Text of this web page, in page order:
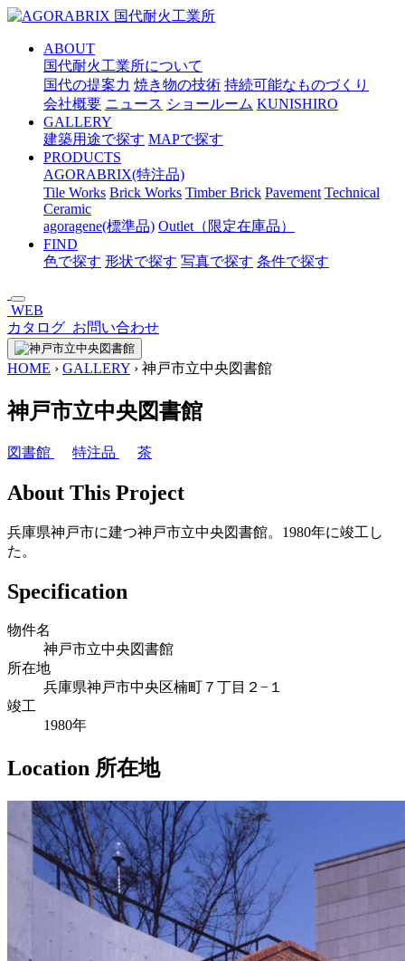
メ
ABOUT
国代耐火工業所について
国代の提案力 焼き物の技術 持続可能なものづくり
会社概要 ニュース ショールーム KUNISHIRO
GALLERY
建築用途で探す MAPで探す
PRODUCTS
AGORABRIX(特注品)
Tile Works Brick Works Timber Brick Pavement Technical
Ceramic
agoragene(標準品) Outlet（限定在庫品）
FIND
色で探す 形状で探す 写真で探す 条件で探す
WEB
カタログ お問い合わせ
HOME › GALLERY › 神戸市立中央図書館
神戸市立中央図書館
図書館 特注品 茶
About This Project
兵庫県神戸市に建つ神戸市立中央図書館。1980年に竣工し
た。
Specification
物件名
神戸市立中央図書館
所在地
兵庫県神戸市中央区楠町７丁目２−１
竣工
1980年
Location 所在地